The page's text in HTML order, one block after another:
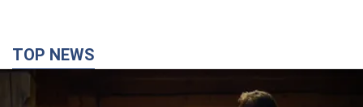
Зеленський вперше прибув до Сербії:
планується зустріч із Вучичем і не лише. Відео
Це перший візит глави держави до Бєлграда